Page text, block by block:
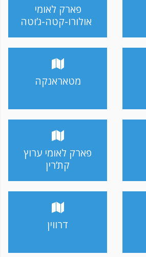
פארק לאומי
אולורו-קטה-ג’וטה
מטאראנקה
פארק לאומי ערוץ
קת’רין
דרווין